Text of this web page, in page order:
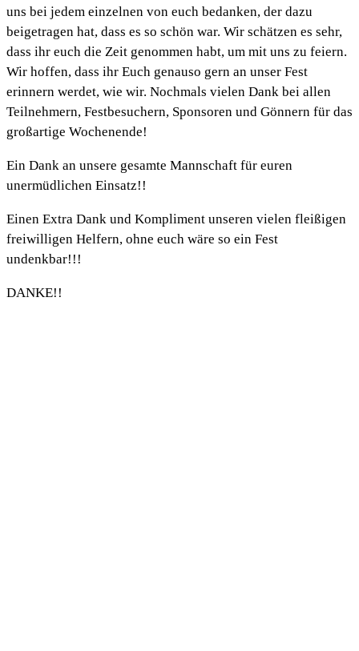
uns bei jedem einzelnen von euch bedanken, der dazu
beigetragen hat, dass es so schön war. Wir schätzen es sehr,
dass ihr euch die Zeit genommen habt, um mit uns zu feiern.
Wir hoffen, dass ihr Euch genauso gern an unser Fest
erinnern werdet, wie wir. Nochmals vielen Dank bei allen
Teilnehmern, Festbesuchern, Sponsoren und Gönnern für das
großartige Wochenende!
Ein Dank an unsere gesamte Mannschaft für euren
unermüdlichen Einsatz!!
Einen Extra Dank und Kompliment unseren vielen fleißigen
freiwilligen Helfern, ohne euch wäre so ein Fest
undenkbar!!!
DANKE!!